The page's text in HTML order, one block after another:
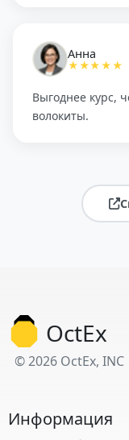
Анна
★★★★★
Выгоднее курс,
волокиты.
OctEx
© 2026 OctEx, INC
Информация